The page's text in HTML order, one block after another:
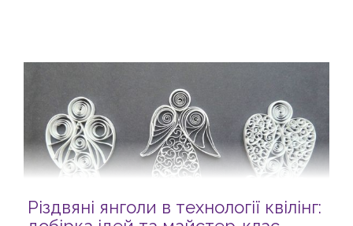
Різдвяні янголи в технології квілінг: